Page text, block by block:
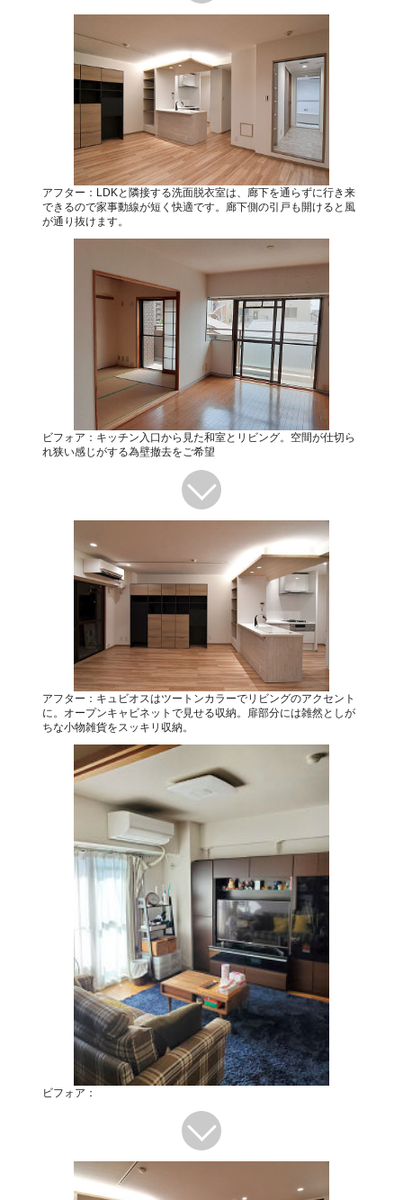
アフター：LDKと隣接する洗面脱衣室は、廊下を通らずに行き来
できるので家事動線が短く快適です。廊下側の引戸も開けると風
が通り抜けます。
ビフォア：キッチン入口から見た和室とリビング。空間が仕切ら
れ狭い感じがする為壁撤去をご希望
アフター：キュビオスはツートンカラーでリビングのアクセント
に。オープンキャビネットで見せる収納。扉部分には雑然としが
ちな小物雑貨をスッキリ収納。
ビフォア：